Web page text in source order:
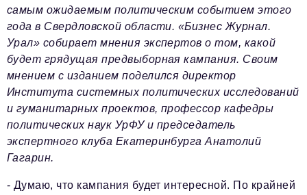
Телефон редакции:+7 495 727-01-67
Электронные почты редакции:
Информационный отдел
info@business-magazine.online
Отдел рекламы
reklama@business-magazine.online
Отдел распространения/редакционная подписка
podpiska@business-magazine.online
Отдел по работе с партнерами
самым ожидаемым политическим событием этого
года в Свердловской области. «Бизнес Журнал.
Урал» собирает мнения экспертов о том, какой
будет грядущая предвыборная кампания. Своим
мнением с изданием поделился директор
Института системных политических исследований
и гуманитарных проектов, профессор кафедры
политических наук УрФУ и председатель
экспертного клуба Екатеринбурга Анатолий
Гагарин.
- Думаю, что кампания будет интересной. По крайней